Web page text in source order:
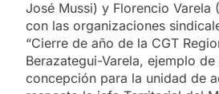
José Mussi) y Florencio Varela
con las organizaciones
“Cierre de año de la CGT
Berazategui-Varela, ejemplo
concepción para la unidad de